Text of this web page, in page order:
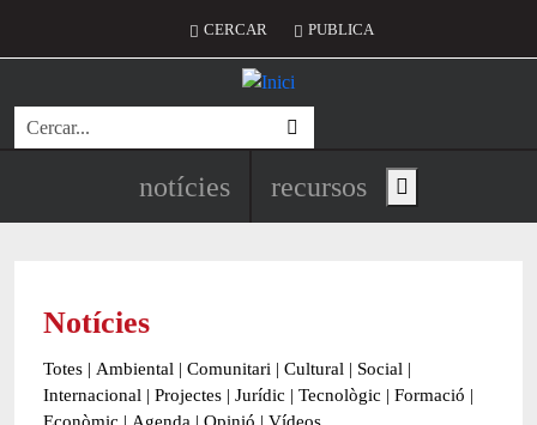
Menú del compte d'usuari
CERCAR PUBLICA
Cerca
Navegació principal de
notícies recursos Show main menu
Notícies
Totes | Ambiental | Comunitari | Cultural | Social |
Internacional | Projectes | Jurídic | Tecnològic | Formació |